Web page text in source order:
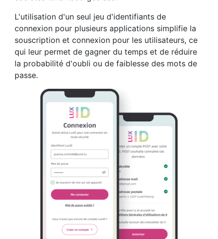
L'utilisation d'un seul jeu d'identifiants de
connexion pour plusieurs applications simplifie la
souscription et connexion pour les utilisateurs, ce
qui leur permet de gagner du temps et de réduire
la probabilité d'oubli ou de faiblesse des mots de
passe.